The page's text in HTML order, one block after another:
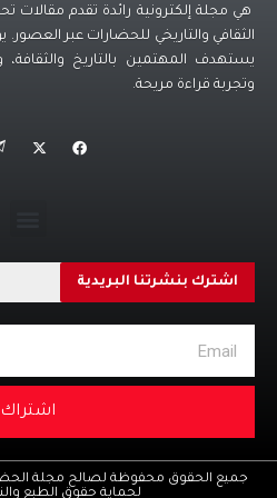
بالمشكلات المعنية. وما كان
صحيح اليوم أثناءها، سيبقى
فليتحسب المجادلون لأنفسهم.
الوطني هي «النظام»، الذي يتكثف
للـسـوريـيـن إن كـانوا يـتـطلعون
تسبب النظام الأسدي بكارثة
سورية، ما يقضي بأن التخلص منه
الوطني والإنـساني الأول.
هي مجلة إلكترونية رائدة تقدم مقالات
الثقافي والتاريخي للحضارات عبر
يستهدف المهتمين بالتاريخ
وتجربة قراءة مريحة.
اشترك بنشرتنا البريدية
اشتراك
لحماية حقوق الطبع